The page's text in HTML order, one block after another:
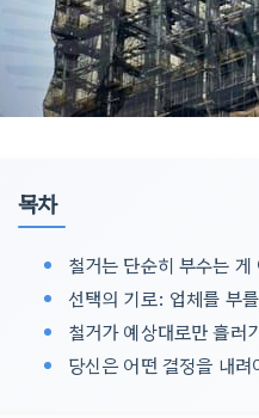
목차
철거는 단순히 부수는 게
선택의 기로: 업체를 부
철거가 예상대로만 흘러
당신은 어떤 결정을 내려